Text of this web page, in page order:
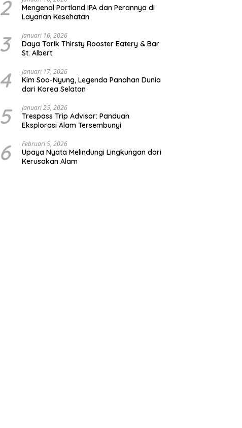
2
Mengenal Portland IPA dan Perannya di
Layanan Kesehatan
3 Januari 16, 2026
Daya Tarik Thirsty Rooster Eatery & Bar
St. Albert
4 Januari 17, 2026
Kim Soo-Nyung, Legenda Panahan Dunia
dari Korea Selatan
5 Januari 25, 2026
Trespass Trip Advisor: Panduan
Eksplorasi Alam Tersembunyi
6 Februari 5, 2026
Upaya Nyata Melindungi Lingkungan dari
Kerusakan Alam